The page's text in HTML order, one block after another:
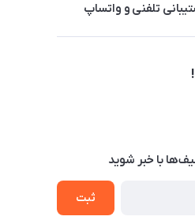
تلفنی و واتساپ
با‌ خبر شوید
ثبت